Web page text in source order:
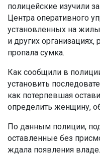
полицейские изучили
Центра оперативного
установленных на
и других
пропала сумка.
Как сообщили в
установить
как потерпевшая
определить женщину,
По данным полиции,
оставленные без
ждала появления